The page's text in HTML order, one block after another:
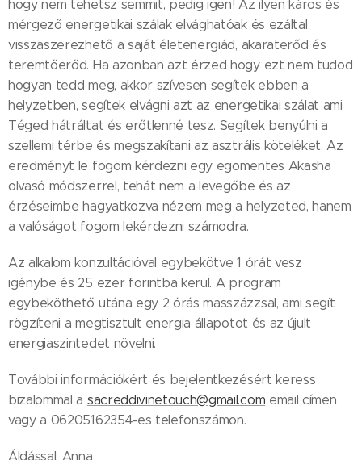
hogy nem tehetsz semmit, pedig igen! Az ilyen káros és
mérgező energetikai szálak elvághatóak és ezáltal
visszaszerezhető a saját életenergiád, akaraterőd és
teremtőerőd. Ha azonban azt érzed hogy ezt nem tudod
hogyan tedd meg, akkor szívesen segítek ebben a
helyzetben, segítek elvágni azt az energetikai szálat ami
Téged hátráltat és erőtlenné tesz. Segítek benyúlni a
szellemi térbe és megszakítani az asztrális köteléket. Az
eredményt le fogom kérdezni egy egomentes Akasha
olvasó módszerrel, tehát nem a levegőbe és az
érzéseimbe hagyatkozva nézem meg a helyzeted, hanem
a valóságot fogom lekérdezni számodra.
Az alkalom konzultációval egybekötve 1 órát vesz
igénybe és 25 ezer forintba kerül. A program
egybeköthető utána egy 2 órás masszázzsal, ami segít
rögzíteni a megtisztult energia állapotot és az újult
energiaszintedet növelni.
További információkért és bejelentkezésért keress
bizalommal a sacreddivinetouch@gmail.com email címen
vagy a 06205162354-es telefonszámon.
Áldással, Anna